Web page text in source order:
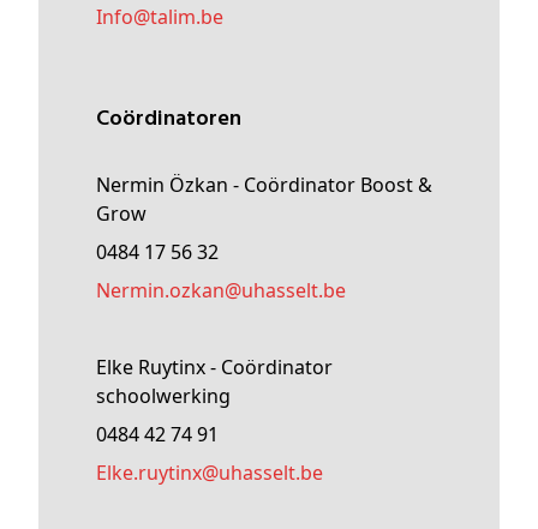
Info@talim.be
Coördinatoren
Nermin Özkan - Coördinator Boost &
Grow
0484 17 56 32
nermin.ozkan@uhasselt.be
Elke Ruytinx - Coördinator
schoolwerking
0484 42 74 91
elke.ruytinx@uhasselt.be